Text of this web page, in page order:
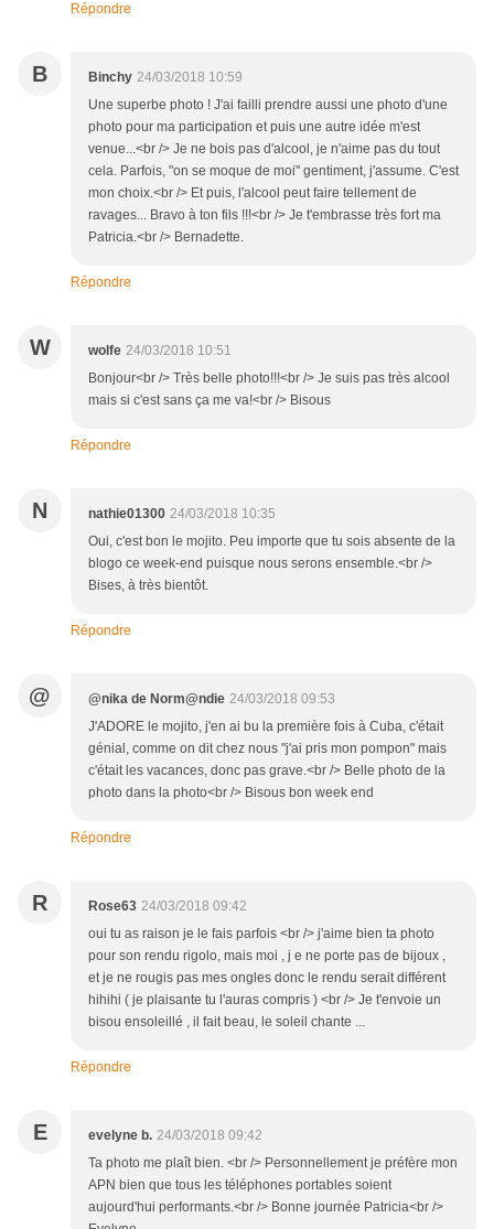
Répondre
B Binchy 24/03/2018 10:59
Une superbe photo ! J'ai failli prendre aussi une photo d'une
photo pour ma participation et puis une autre idée m'est
venue...<br /> Je ne bois pas d'alcool, je n'aime pas du tout
cela. Parfois, "on se moque de moi" gentiment, j'assume. C'est
mon choix.<br /> Et puis, l'alcool peut faire tellement de
ravages... Bravo à ton fils !!!<br /> Je t'embrasse très fort ma
Patricia.<br /> Bernadette.
Répondre
W wolfe 24/03/2018 10:51
Bonjour<br /> Très belle photo!!!<br /> Je suis pas très alcool
mais si c'est sans ça me va!<br /> Bisous
Répondre
N nathie01300 24/03/2018 10:35
Oui, c'est bon le mojito. Peu importe que tu sois absente de la
blogo ce week-end puisque nous serons ensemble.<br />
Bises, à très bientôt.
Répondre
@ @nika de Norm@ndie 24/03/2018 09:53
J'ADORE le mojito, j'en ai bu la première fois à Cuba, c'était
génial, comme on dit chez nous "j'ai pris mon pompon" mais
c'était les vacances, donc pas grave.<br /> Belle photo de la
photo dans la photo<br /> Bisous bon week end
Répondre
R Rose63 24/03/2018 09:42
oui tu as raison je le fais parfois <br /> j'aime bien ta photo
pour son rendu rigolo, mais moi , j e ne porte pas de bijoux ,
et je ne rougis pas mes ongles donc le rendu serait différent
hihihi ( je plaisante tu l'auras compris ) <br /> Je t'envoie un
bisou ensoleillé , il fait beau, le soleil chante ...
Répondre
E evelyne b. 24/03/2018 09:42
Ta photo me plaît bien. <br /> Personnellement je préfère mon
APN bien que tous les téléphones portables soient
aujourd'hui performants.<br /> Bonne journée Patricia<br />